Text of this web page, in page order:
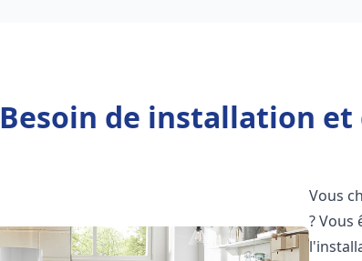
Besoin de installation et
Vous
? Vous